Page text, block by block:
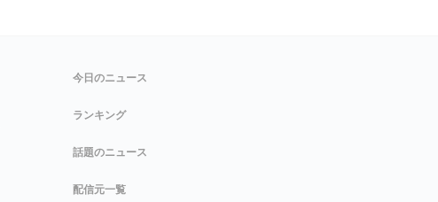
今日のニュース
ランキング
話題のニュース
配信元一覧